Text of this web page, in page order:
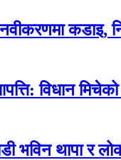
कडाइ,
विधान
थापा र